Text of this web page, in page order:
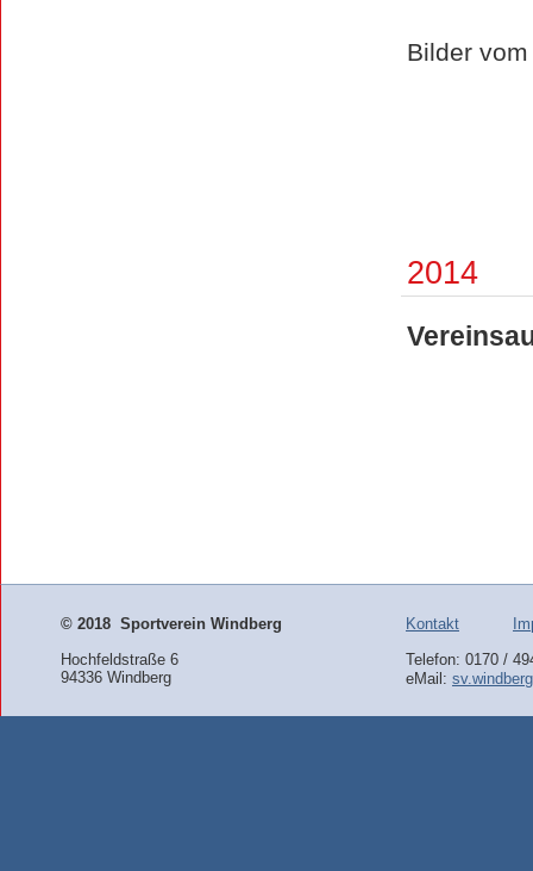
Bilder
2014
© 2018 Sportverein Windberg
Hochfeldstraße 6
94336 Windberg
Kontakt
Telefon: 0170 /
eMail: